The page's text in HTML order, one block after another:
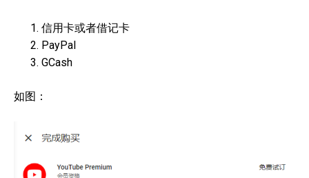
信用卡或者借记卡
PayPal
GCash
如图：